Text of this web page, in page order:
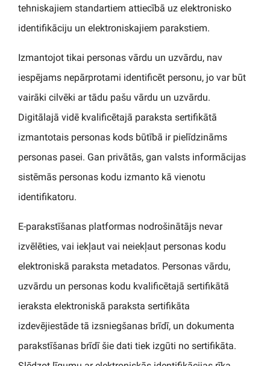
tehniskajiem standartiem attiecībā uz elektronisko
identifikāciju un elektroniskajiem parakstiem.
Izmantojot tikai personas vārdu un uzvārdu, nav
iespējams nepārprotami identificēt personu, jo var būt
vairāki cilvēki ar tādu pašu vārdu un uzvārdu.
Digitālajā vidē kvalificētajā paraksta sertifikātā
izmantotais personas kods būtībā ir pielīdzināms
personas pasei. Gan privātās, gan valsts informācijas
sistēmās personas kodu izmanto kā vienotu
identifikatoru.
E-parakstīšanas platformas nodrošinātājs nevar
izvēlēties, vai iekļaut vai neiekļaut personas kodu
elektroniskā paraksta metadatos. Personas vārdu,
uzvārdu un personas kodu kvalificētajā sertifikātā
ieraksta elektroniskā paraksta sertifikāta
izdevējiestāde tā izsniegšanas brīdī, un dokumenta
parakstīšanas brīdī šie dati tiek izgūti no sertifikāta.